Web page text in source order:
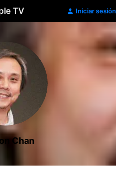
TV Iniciar sesión
Chan